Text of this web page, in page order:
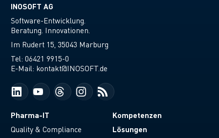
INOSOFT AG
Software-Entwicklung.
Beratung. Innovationen.
Im Rudert 15, 35043 Marburg
Tel:06421 9915-0
E-Mail: kontakt@INOSOFT.de
Pharma-IT
Quality & Compliance
Kompetenzen
Lösungen